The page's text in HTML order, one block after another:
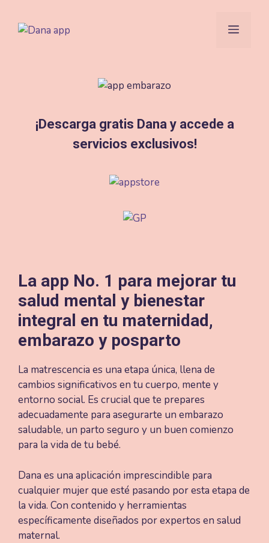
contenido
Menú
¡Descarga gratis Dana y accede a
servicios exclusivos!
La app No. 1 para mejorar tu
salud mental y bienestar
integral en tu maternidad,
embarazo y posparto
La matrescencia es una etapa única, llena de
cambios significativos en tu cuerpo, mente y
entorno social. Es crucial que te prepares
adecuadamente para asegurarte un embarazo
saludable, un parto seguro y un buen comienzo
para la vida de tu bebé.
Dana es una aplicación imprescindible para
cualquier mujer que esté pasando por esta etapa de
la vida. Con contenido y herramientas
específicamente diseñados por expertos en salud
maternal.